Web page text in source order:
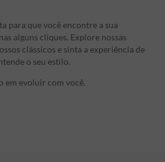
para que você encontre a sua
alguns cliques. Explore nossas
clássicos e sinta a experiência de
o seu estilo.
em evoluir com você.